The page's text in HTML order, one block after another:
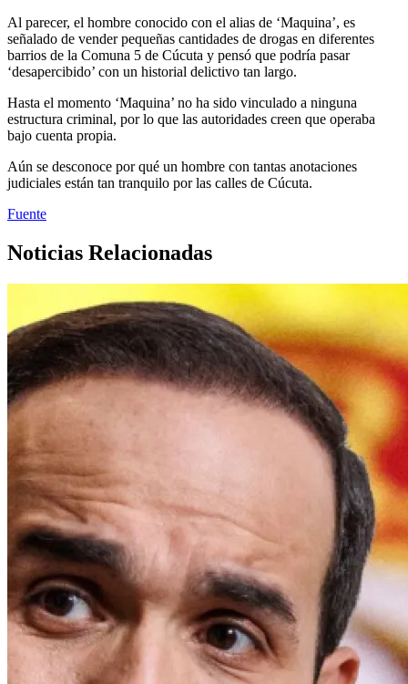
Al parecer, el hombre conocido con el alias de ‘Maquina’, es
señalado de vender pequeñas cantidades de drogas en diferentes
barrios de la Comuna 5 de Cúcuta y pensó que podría pasar
‘desapercibido’ con un historial delictivo tan largo.
Hasta el momento ‘Maquina’ no ha sido vinculado a ninguna
estructura criminal, por lo que las autoridades creen que operaba
bajo cuenta propia.
Aún se desconoce por qué un hombre con tantas anotaciones
judiciales están tan tranquilo por las calles de Cúcuta.
Fuente
Noticias Relacionadas